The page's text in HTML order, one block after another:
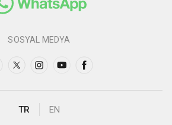
SOSYAL MEDYA
TR EN